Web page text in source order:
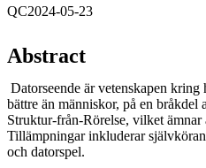
QC2024-05-23
Abstract
Datorseende är vetenskapen
bättre än människor, på en
Struktur-från-Rörelse, vilket
Tillämpningar inkluderar
och datorspel.